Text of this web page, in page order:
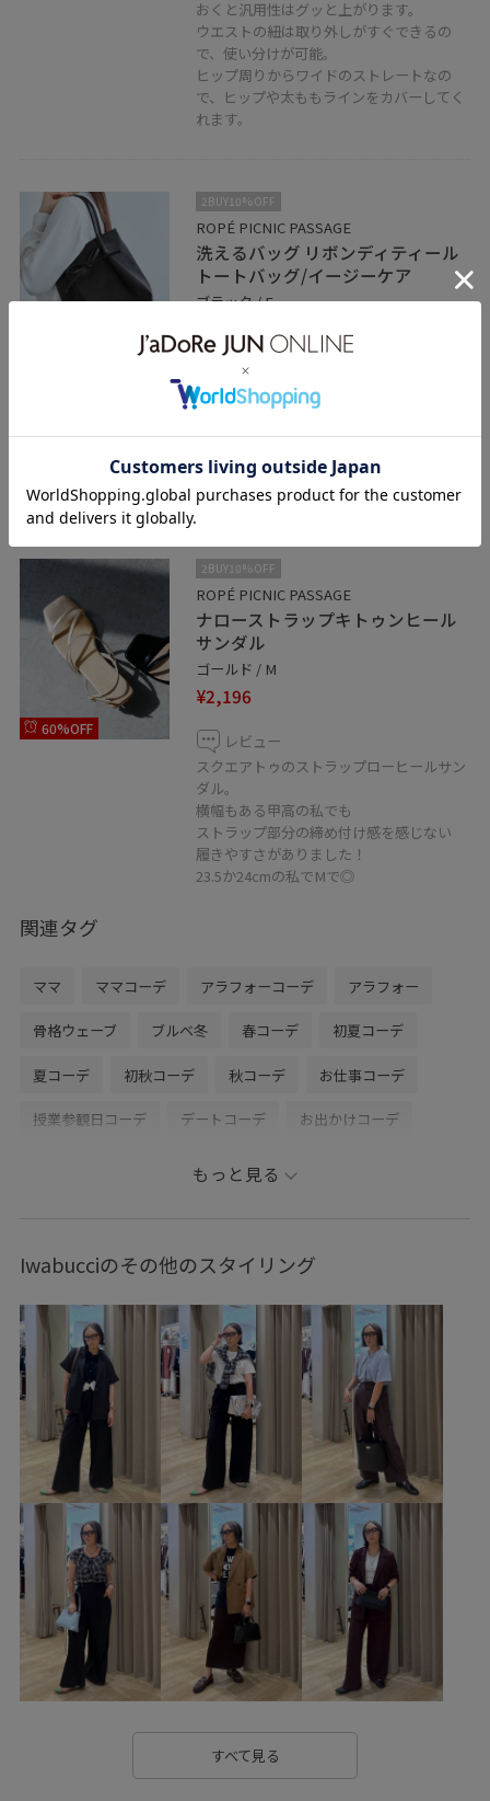
おくと汎用性はグッと上がります。
ウエストの紐は取り外しがすぐできるの
で、使い分けが可能。
ヒップ周りからワイドのストレートなの
で、ヒップや太ももラインをカバーしてく
れます。
2BUY10%OFF
ROPÉ PICNIC PASSAGE
洗えるバッグ リボンディティール
トートバッグ/イージーケア
ブラック / F
¥2,302
レビュー
大人気、洗えるレザーシリーズの新作が
柔らかい生地で軽いのが特徴。
ペットボトルや長財布は楽々収納可能で
60%OFF
2BUY10%OFF
ROPÉ PICNIC PASSAGE
ナローストラップキトゥンヒール
サンダル
ゴールド / M
¥2,196
レビュー
スクエアトゥのストラップローヒールサン
ダル。
横幅もある甲高の私でも
ストラップ部分の締め付け感を感じない
履きやすさがありました！
23.5か24cmの私でMで◎
関連タグ
ママ ママコーデ アラフォーコーデ アラフォー
骨格ウェーブ ブルベ冬 春コーデ 初夏コーデ
夏コーデ 初秋コーデ 秋コーデ お仕事コーデ
授業参観日コーデ デートコーデ お出かけコーデ
セットアップ
カジュアルコーデ ヘルシーコーデ フェミニンコーデ
ROPÉ PICNIC ウェーブ ブルべ冬 敏感
Tシャツ/カットソー ジャケット/アウター
テーラードジャケット パンツ トートバッグ
シューズ サンダル GDM16220 GDS16220
GDV16230 GIA15190 GIX16010
2025サンダル_pickup 25AW20 26mother'sday
26RPUVCARE 26SSRPgoods 26SSRPジャケット
26SSRP羽織り 26SS_エアリーリネンライク
26SSエアリーリネンライク checkshaggy_l4 RP25SS
RP26SS
もっと見る
Iwabucciのその他のスタイリング
すべて見る